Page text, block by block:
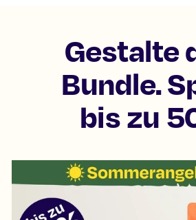
Gestalte
Bundle.
bis zu